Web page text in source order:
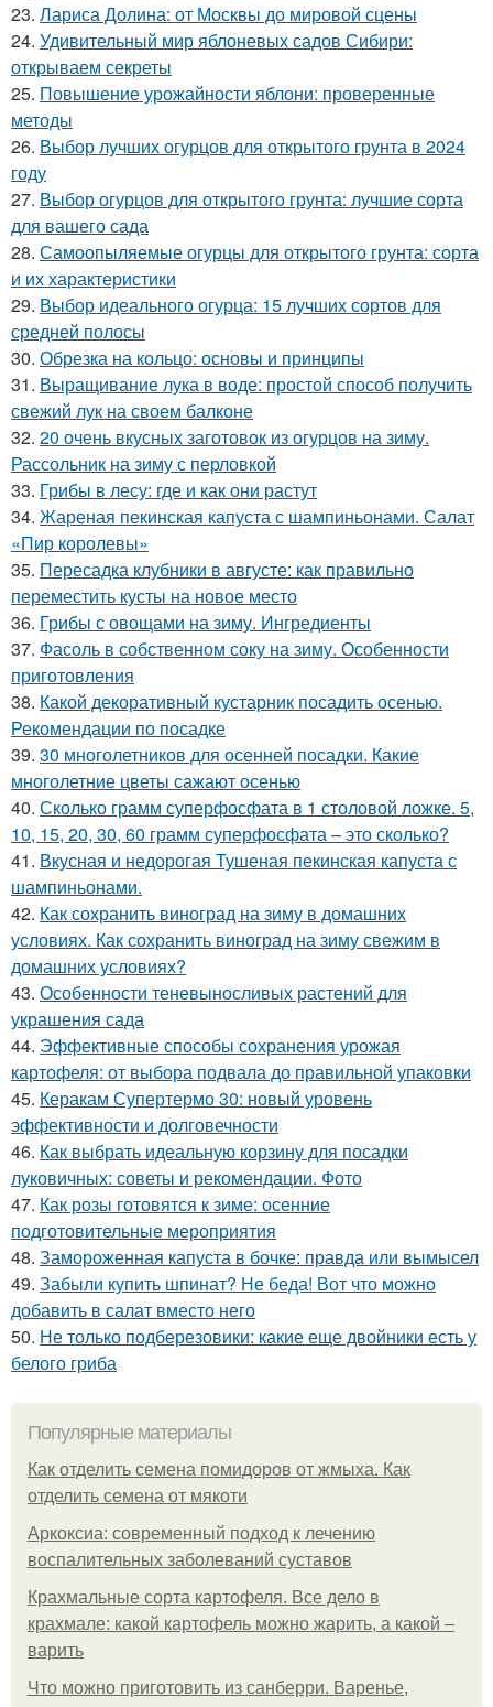
23. Лариса Долина: от Москвы до мировой сцены
24. Удивительный мир яблоневых садов Сибири:
открываем секреты
25. Повышение урожайности яблони: проверенные
методы
26. Выбор лучших огурцов для открытого грунта в 2024
году
27. Выбор огурцов для открытого грунта: лучшие сорта
для вашего сада
28. Самоопыляемые огурцы для открытого грунта: сорта
и их характеристики
29. Выбор идеального огурца: 15 лучших сортов для
средней полосы
30. Обрезка на кольцо: основы и принципы
31. Выращивание лука в воде: простой способ получить
свежий лук на своем балконе
32. 20 очень вкусных заготовок из огурцов на зиму.
Рассольник на зиму с перловкой
33. Грибы в лесу: где и как они растут
34. Жареная пекинская капуста с шампиньонами. Салат
«Пир королевы»
35. Пересадка клубники в августе: как правильно
переместить кусты на новое место
36. Грибы с овощами на зиму. Ингредиенты
37. Фасоль в собственном соку на зиму. Особенности
приготовления
38. Какой декоративный кустарник посадить осенью.
Рекомендации по посадке
39. 30 многолетников для осенней посадки. Какие
многолетние цветы сажают осенью
40. Сколько грамм суперфосфата в 1 столовой ложке. 5,
10, 15, 20, 30, 60 грамм суперфосфата – это сколько?
41. Вкусная и недорогая Тушеная пекинская капуста с
шампиньонами.
42. Как сохранить виноград на зиму в домашних
условиях. Как сохранить виноград на зиму свежим в
домашних условиях?
43. Особенности теневыносливых растений для
украшения сада
44. Эффективные способы сохранения урожая
картофеля: от выбора подвала до правильной упаковки
45. Керакам Супертермо 30: новый уровень
эффективности и долговечности
46. Как выбрать идеальную корзину для посадки
луковичных: советы и рекомендации. Фото
47. Как розы готовятся к зиме: осенние
подготовительные мероприятия
48. Замороженная капуста в бочке: правда или вымысел
49. Забыли купить шпинат? Не беда! Вот что можно
добавить в салат вместо него
50. Не только подберезовики: какие еще двойники есть у
белого гриба
Популярные материалы
Как отделить семена помидоров от жмыха. Как
отделить семена от мякоти
Аркоксиа: современный подход к лечению
воспалительных заболеваний суставов
Крахмальные сорта картофеля. Все дело в
крахмале: какой картофель можно жарить, а какой –
варить
Что можно приготовить из санберри. Варенье,